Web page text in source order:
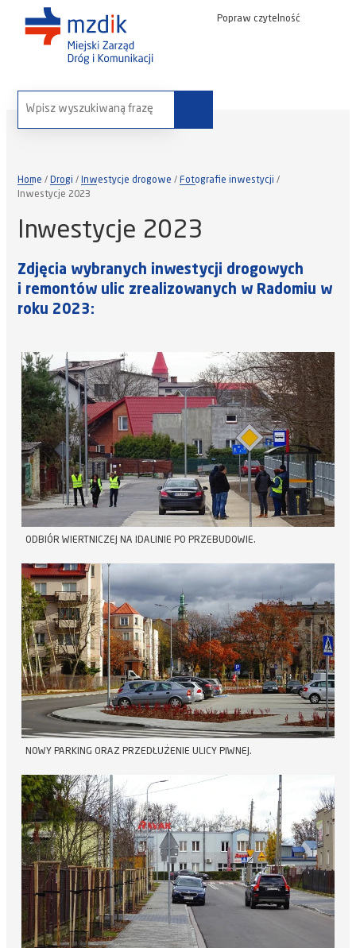
Popraw czytelność
wyszukaj na stronie:
Home Drogi Inwestycje drogowe
Fotografie inwestycji
Inwestycje 2023
Inwestycje 2023
Zdjęcia wybranych inwestycji drogowych
i remontów ulic zrealizowanych w Radomiu w
roku 2023:
ODBIÓR WIERTNICZEJ NA IDALINIE PO PRZEBUDOWIE.
NOWY PARKING ORAZ PRZEDŁUŻENIE ULICY PIWNEJ.